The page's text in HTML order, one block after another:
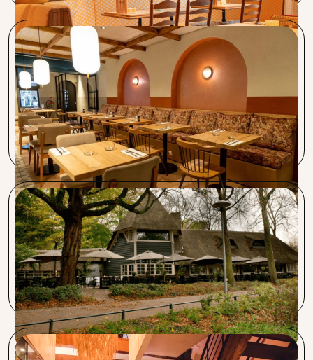
Restaurant Lavash
Ik ben supergoed geholpen door Karolin! Het is zeker de
moeite waard om er even voor te zitten en te luisteren. Ik
ben zeer tevreden over de service en de snelheid waarmee
alles geregeld wordt. En het mooie is, het kost je niets!
Restaurant Wilhelmina
Samenwerken met Procent biedt als groot voordeel dat zij
voor ons in de gaten houden wat er in de wereld van de
horeca gebeurt en daar actief mee aan de slag gaan.